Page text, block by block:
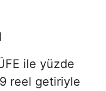
ile yüzde
reel getiriyle